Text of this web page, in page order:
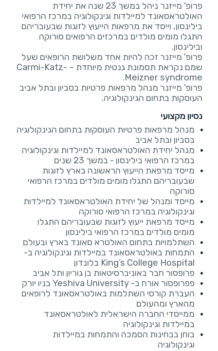
פרופ' מייזנר ניהל במשך 23 שנה את יחידת
האולטראסאונד למיילדות וגינקולוגיה במרכז הרפואי
בילינסון, וייסד את מרפאות הייעוץ לזוגות שבעובריהם
התגלו מומים מולדים במרכזים הרפואים סורוקה
פרופ' מייזנר זכה להיות אחד משלושת הרופאים שעל
שמם נקראת תסמונת גנטית מיוחדת – Carmi-Katz-
פרופ' מייזנר מנהל מרפאות פרטיות בסביון ובתל אביב
העוסקות בתחום הגינקולוגיה.
נסיון מקצועי
מנהל מרפאות פרטיות העוסקות בתחום הגינקולוגיה
בסביון ובתל אביב
מנהל יחידת האולטראסאונד למיילדות וגינקולוגיה
במרכז הרפואי בילינסון - במשך 23 שנים
מייסד מרפאת הייעוץ הראשונה בארץ לזוגות
שבעובריהם התגלו מומים מולדים במרכז הרפואי
סורוקה
מייסד ומנהל של יחידת האולטראסאונד למיילדות
וגינקולוגיה במרכז הרפואי סורוקה
מייסד מרפאת ייעוץ לזוגות שבעובריהם התגלו
מומים מולדים במרכז הרפואי בילינסון
השתלמויות בתחום האולטרא סאונד בארץ ובעולם
התמחות באולטראסאונד במיילדות וגינקולוגיה ב-
King’s College Hospital בלונדון
פרופסור חבר באוניברסיטאות בן גוריון ותל אביב
פפרופסור אורח ב- Yeshiva University בניו יורק
העברת קורסי השתלמות באולטראסאונד לרופאים
מהארץ ומהעולם
ממייסדי החברה הישראלית לאולטראסאונד
במיילדות וגינקולוגיה
בוחן בבחינות הסמכה והתמחות במיילדות
וגינקולוגיה